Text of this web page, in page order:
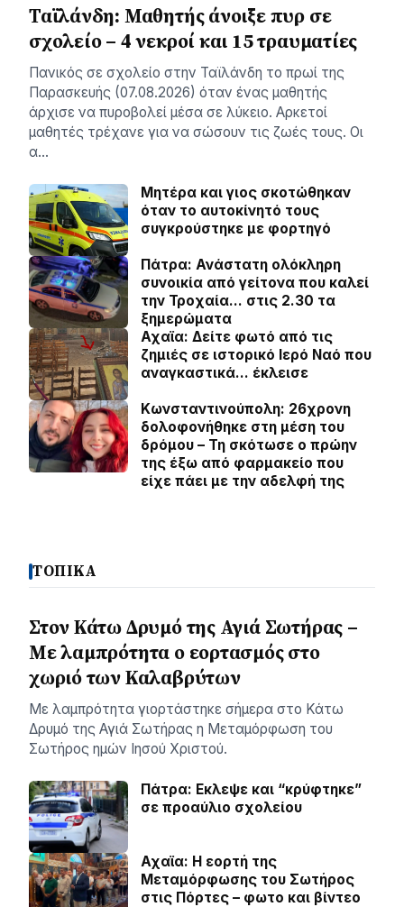
Ταϊλάνδη: Μαθητής άνοιξε πυρ σε
σχολείο – 4 νεκροί και 15 τραυματίες
Πανικός σε σχολείο στην Ταϊλάνδη το πρωί της
Παρασκευής (07.08.2026) όταν ένας μαθητής
άρχισε να πυροβολεί μέσα σε λύκειο. Αρκετοί
μαθητές τρέχανε για να σώσουν τις ζωές τους. Οι
α…
Μητέρα και γιος σκοτώθηκαν
όταν το αυτοκίνητό τους
συγκρούστηκε με φορτηγό
Πάτρα: Ανάστατη ολόκληρη
συνοικία από γείτονα που καλεί
την Τροχαία… στις 2.30 τα
ξημερώματα
Αχαϊα: Δείτε φωτό από τις
ζημιές σε ιστορικό Ιερό Ναό που
αναγκαστικά… έκλεισε
Κωνσταντινούπολη: 26χρονη
δολοφονήθηκε στη μέση του
δρόμου – Τη σκότωσε ο πρώην
της έξω από φαρμακείο που
είχε πάει με την αδελφή της
ΤΟΠΙΚΑ
Στον Κάτω Δρυμό της Αγιά Σωτήρας –
Με λαμπρότητα ο εορτασμός στο
χωριό των Καλαβρύτων
Με λαμπρότητα γιορτάστηκε σήμερα στο Κάτω
Δρυμό της Αγιά Σωτήρας η Μεταμόρφωση του
Σωτήρος ημών Ιησού Χριστού.
Πάτρα: Εκλεψε και “κρύφτηκε”
σε προαύλιο σχολείου
Αχαϊα: Η εορτή της
Μεταμόρφωσης του Σωτήρος
στις Πόρτες – φωτο και βίντεο